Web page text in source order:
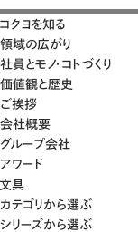
コクヨを知る
領域の広がり
社員とモノ・コトづくり
価値観と歴史
ご挨拶
会社概要
グループ会社
アワード
文具
カテゴリから選ぶ
シリーズから選ぶ